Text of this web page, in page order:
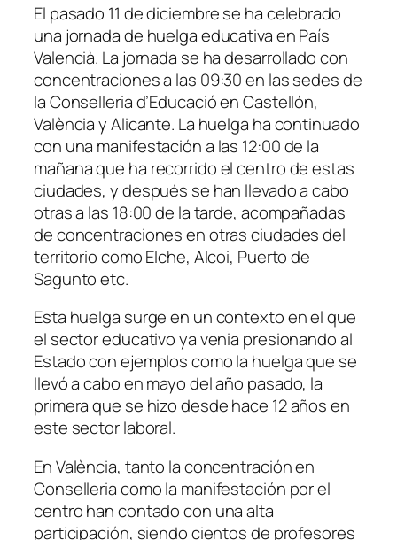
El pasado 11 de diciembre se ha celebrado
una jornada de huelga educativa en País
Valencià. La jornada se ha desarrollado con
concentraciones a las 09:30 en las sedes de
la Conselleria d’Educació en Castellón,
València y Alicante. La huelga ha continuado
con una manifestación a las 12:00 de la
mañana que ha recorrido el centro de estas
ciudades, y después se han llevado a cabo
otras a las 18:00 de la tarde, acompañadas
de concentraciones en otras ciudades del
territorio como Elche, Alcoi, Puerto de
Sagunto etc.
Esta huelga surge en un contexto en el que
el sector educativo ya venia presionando al
Estado con ejemplos como la huelga que se
llevó a cabo en mayo del año pasado, la
primera que se hizo desde hace 12 años en
este sector laboral.
En València, tanto la concentración en
Conselleria como la manifestación por el
centro han contado con una alta
participación, siendo cientos de profesores